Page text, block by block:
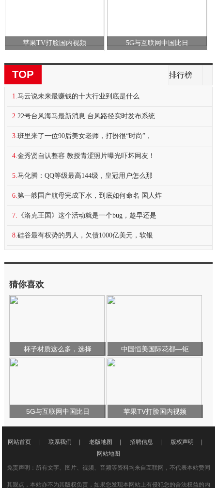
苹果TV打脸国内视频 5G与互联网中国比日
TOP 排行榜
1.马云说未来最赚钱的十大行业到底是什么
2.22号台风海马最新消息 台风路径实时发布系统
3.班里来了一位90后美女老师，打扮很“时尚”，
4.金秀贤自认整容 教授青涩照片曝光吓坏网友！
5.马化腾：QQ等级最高144级，皇冠用户怎么那
6.第一艘国产航母完成下水，到底如何命名 国人炸
7. 《洛克王国》这个活动就是一个bug，趁早还是
8.硅谷最有权势的男人，欠债1000亿美元，软银
猜你喜欢
杯子材质这么多，选择 中国恒美国际花都—钜
5G与互联网中国比日 苹果TV打脸国内视频
网站首页 联系我们 老版地图 招聘信息 版权声明
网站地图
免责声明：所有文字、图片、视频、音频等资料均来自互联网，不代表本站赞同
其观点，本站亦不为其版权负责，如果您发现本网站上有侵犯您的合法权益的内